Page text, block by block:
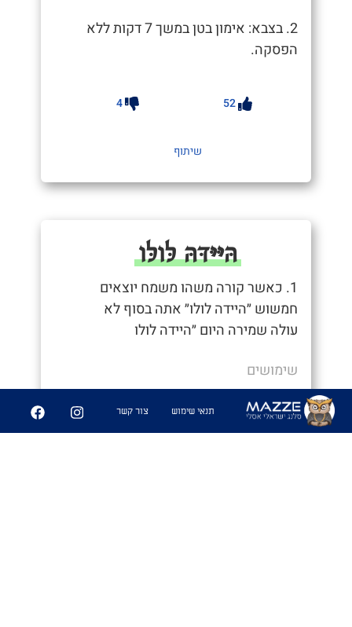
2. בצבא: אימון בטן במשך 7 דקות ללא
הפסקה.
52
4
שיתוף
הּיּיּדּהּ לּולּו
1. כאשר קורה משהו משמח יוצאים
חמשוש ״היידה לולו״ אתה בסוף לא
עולה שמירה היום ״היידה לולו
שימושים
- "יוצאים חמשוש ״היידה לולו״"
תנאי שימוש צור קשר